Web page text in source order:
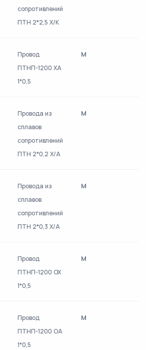
сопротивлений
ПТН 2*2,5 Х/К
Провод
ПТНП-1200 ХА
1*0,5
м
Провода из
сплавов
сопротивлений
ПТН 2*0,2 Х/А
м
Провода из
сплавов
сопротивлений
ПТН 2*0,3 Х/А
м
Провод
ПТНП-1200 ОХ
1*0,5
м
Провод
ПТНП-1200 ОА
1*0,5
м